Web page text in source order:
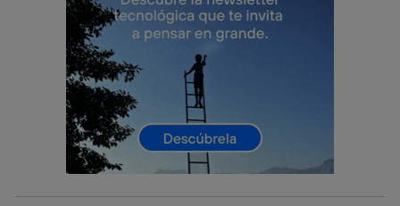
identificador. Típicamente:
Si utilizas una
conexión de banda ancha
el marketing o análisis se realizará en función de las
actividades de navegación de los miembros del hogar
que hayan dado su consentimiento.
Si utilizasdatos móviles, el marketing será más
personalizado, ya que se basará únicamente en la
navegación del usuario del móvil.
Puedes gestionar los consentimientos Utiq seleccionando
“Administrar Utiq” en la parte inferior de esta página web o
visitando el portal de privacidad de Utiq